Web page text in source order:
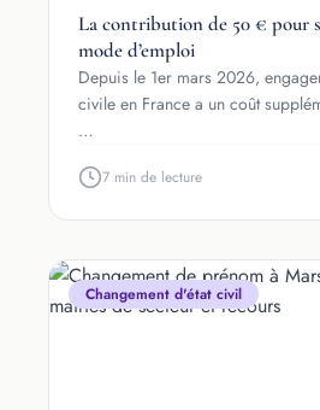
La contribution de 50 € pour
mode d’emploi
Depuis le 1er mars 2026,
civile en France a un coût
…
7 min de lecture
Changement d'état civil